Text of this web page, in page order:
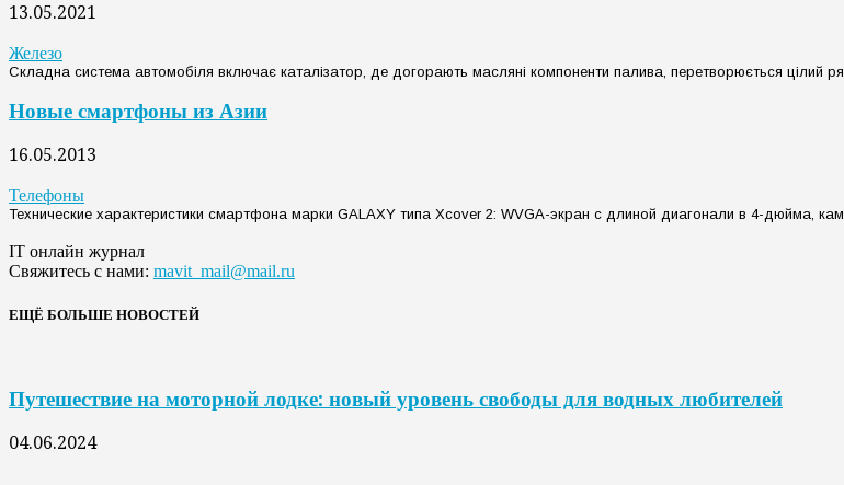
13.05.2021
Железо
Складна система автомобіля включає каталізатор, де догорають масляні компоненти палива, перетворюється цілий
Новые смартфоны из Азии
16.05.2013
Телефоны
Технические характеристики смартфона марки GALAXY типа Xcover 2: WVGA-экран с длиной диагонали в 4-дюйма,
IT онлайн журнал
Свяжитесь с нами: mavit_mail@mail.ru
ЕЩЁ БОЛЬШЕ НОВОСТЕЙ
Путешествие на моторной лодке: новый уровень свободы для водных любителей
04.06.2024